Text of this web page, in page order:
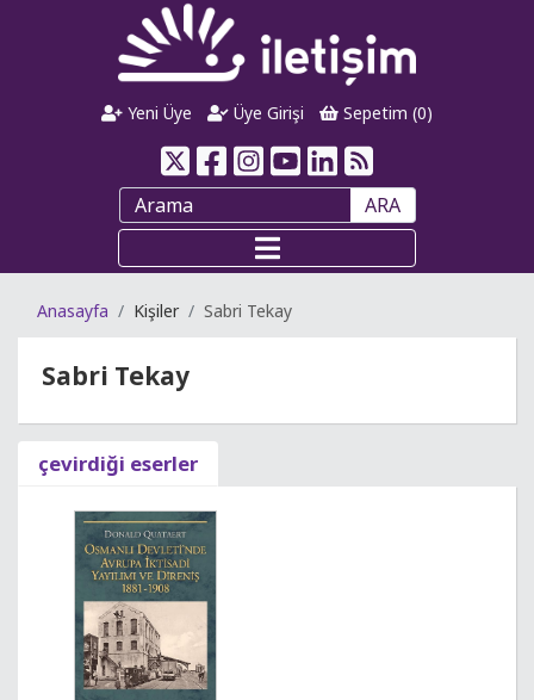
Yeni Üye Üye Girişi Sepetim (0)
ARA
Anasayfa Kişiler Sabri Tekay
Sabri Tekay
çevirdiği eserler